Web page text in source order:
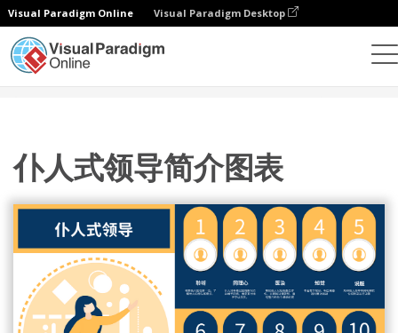
Visual Paradigm Online Visual Paradigm Desktop
仆人式领导简介图表